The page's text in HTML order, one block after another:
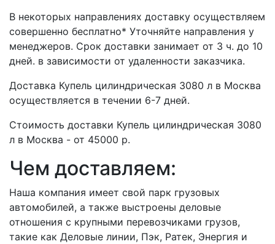
В некоторых направлениях доставку осуществляем
совершенно бесплатно* Уточняйте направления у
менеджеров. Срок доставки занимает от 3 ч. до 10
дней. в зависимости от удаленности заказчика.
Доставка Купель цилиндрическая 3080 л в Москва
осуществляется в течении 6-7 дней.
Стоимость доставки Купель цилиндрическая 3080
л в Москва - от 45000 р.
Чем доставляем:
Наша компания имеет свой парк грузовых
автомобилей, а также выстроены деловые
отношения с крупными перевозчиками грузов,
такие как Деловые линии, Пэк, Ратек, Энергия и